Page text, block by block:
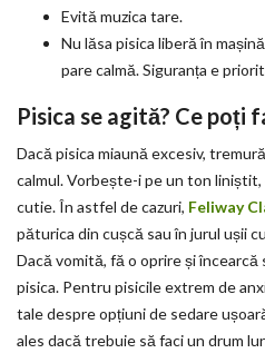
Evită muzica tare.
Nu lăsa pisica liberă în
pare calmă. Siguranța e
Pisica se agită? Ce poți
Dacă pisica miaună excesiv,
calmul. Vorbește-i pe un ton liniștit,
cutie. În astfel de cazuri, Feliway
păturica din cușcă sau în jurul ușii
Dacă vomită, fă o oprire și
pisica. Pentru pisicile extrem de
tale despre opțiuni de sedare
ales dacă trebuie să faci un drum